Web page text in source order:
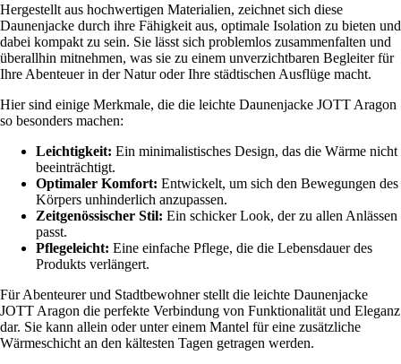
Hergestellt aus hochwertigen Materialien, zeichnet sich diese
Daunenjacke durch ihre Fähigkeit aus, optimale Isolation zu bieten und
dabei kompakt zu sein. Sie lässt sich problemlos zusammenfalten und
überallhin mitnehmen, was sie zu einem unverzichtbaren Begleiter für
Ihre Abenteuer in der Natur oder Ihre städtischen Ausflüge macht.
Hier sind einige Merkmale, die die leichte Daunenjacke JOTT Aragon
so besonders machen:
Leichtigkeit: Ein minimalistisches Design, das die Wärme nicht
beeinträchtigt.
Optimaler Komfort: Entwickelt, um sich den Bewegungen des
Körpers unhinderlich anzupassen.
Zeitgenössischer Stil: Ein schicker Look, der zu allen Anlässen
passt.
Pflegeleicht: Eine einfache Pflege, die die Lebensdauer des
Produkts verlängert.
Für Abenteurer und Stadtbewohner stellt die leichte Daunenjacke
JOTT Aragon die perfekte Verbindung von Funktionalität und Eleganz
dar. Sie kann allein oder unter einem Mantel für eine zusätzliche
Wärmeschicht an den kältesten Tagen getragen werden.